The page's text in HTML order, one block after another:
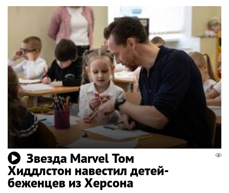
Звезда Marvel Том
Хиддлстон навестил детей-
беженцев из Херсона